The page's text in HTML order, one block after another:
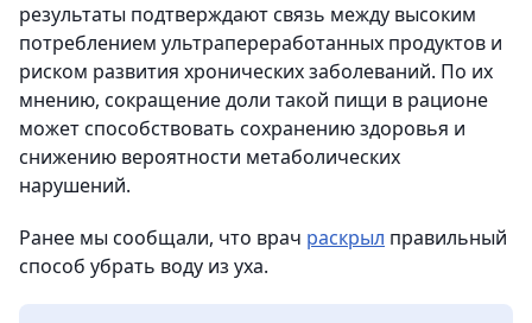
результаты подтверждают связь между высоким
потреблением ультрапереработанных продуктов и
риском развития хронических заболеваний. По их
мнению, сокращение доли такой пищи в рационе
может способствовать сохранению здоровья и
снижению вероятности метаболических
нарушений.
Ранее мы сообщали, что врач раскрыл правильный
способ убрать воду из уха.